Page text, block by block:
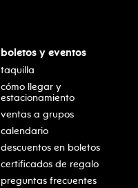
boletos y eventos
taquilla
cómo llegar y
estacionamiento
ventas a grupos
calendario
descuentos en boletos
certificados de regalo
preguntas frecuentes